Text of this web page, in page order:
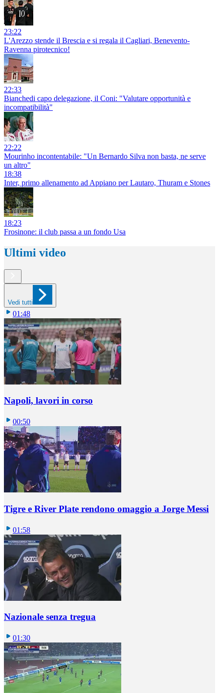
23:22
L'Arezzo stende il Brescia e si regala il Cagliari, Benevento-
Ravenna pirotecnico!
22:33
Bianchedi capo delegazione, il Coni: "Valutare opportunità e
incompatibilità"
22:22
Mourinho incontentabile: "Un Bernardo Silva non basta, ne serve
un altro"
18:38
Inter, primo allenamento ad Appiano per Lautaro, Thuram e Stones
18:23
Frosinone: il club passa a un fondo Usa
Ultimi video
Vedi tutti
01:48
Napoli, lavori in corso
00:50
Tigre e River Plate rendono omaggio a Jorge Messi
01:58
Nazionale senza tregua
01:30